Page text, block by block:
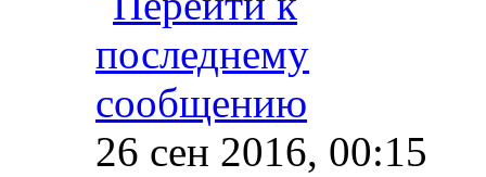
26 сен 2016, 00:15